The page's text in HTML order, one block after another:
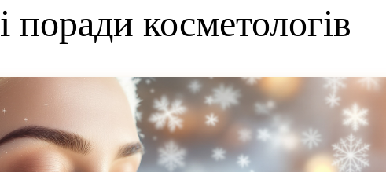
поради косметологів